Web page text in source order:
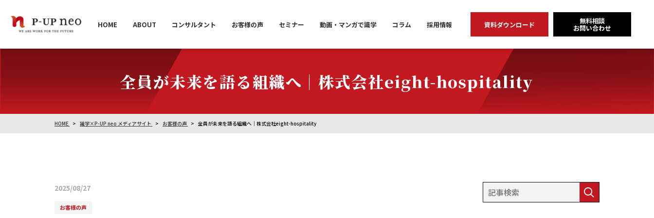
HOME ABOUT コンサルタント お客様の声 セミナー 動画・マンガで識学 コラム 採用情報 資料ダウンロード 無料相談
お問い合わせ
全員が未来を語る組織へ｜株式会社eight-hospitality
HOME 識学×P-UP neo メディアサイト お客様の声 全員が未来を語る組織へ｜株式会社eight-hospitality
2025/08/27
お客様の声